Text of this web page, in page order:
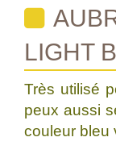
LIGHT
Très utilisé
peux aussi
couleur bleu